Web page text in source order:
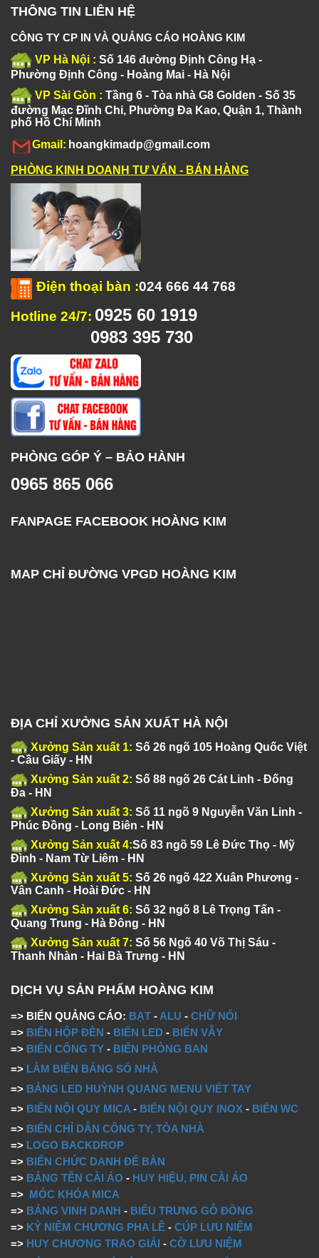
THÔNG TIN LIÊN HỆ
CÔNG TY CP IN VÀ QUẢNG CÁO HOÀNG KIM
VP Hà Nội : Số 146 đường Định Công Hạ -
Phường Định Công - Hoàng Mai - Hà Nội
VP Sài Gòn : Tầng 6 - Tòa nhà G8 Golden - Số 35
đường Mạc Đĩnh Chi, Phường Đa Kao, Quận 1, Thành
phố Hồ Chí Minh
Gmail: hoangkimadp@gmail.com
PHÒNG KINH DOANH TƯ VẤN - BÁN HÀNG
Điện thoại bàn :024 666 44 768
Hotline 24/7: 0925 60 1919
0983 395 730
PHÒNG GÓP Ý – BẢO HÀNH
0965 865 066
FANPAGE FACEBOOK HOÀNG KIM
MAP CHỈ ĐƯỜNG VPGD HOÀNG KIM
ĐỊA CHỈ XƯỞNG SẢN XUẤT HÀ NỘI
Xưởng Sản xuất 1: Số 26 ngõ 105 Hoàng Quốc Việt
- Cầu Giấy - HN
Xưởng Sản xuất 2: Số 88 ngõ 26 Cát Linh - Đống
Đa - HN
Xưởng Sản xuất 3: Số 11 ngõ 9 Nguyễn Văn Linh -
Phúc Đồng - Long Biên - HN
Xưởng Sản xuất 4:Số 83 ngõ 59 Lê Đức Thọ - Mỹ
Đình - Nam Từ Liêm - HN
Xưởng Sản xuất 5: Số 26 ngõ 422 Xuân Phương -
Vân Canh - Hoài Đức - HN
Xưởng Sản xuất 6: Số 32 ngõ 8 Lê Trọng Tấn -
Quang Trung - Hà Đông - HN
Xưởng Sản xuất 7: Số 56 Ngõ 40 Võ Thị Sáu -
Thanh Nhàn - Hai Bà Trưng - HN
DỊCH VỤ SẢN PHẨM HOÀNG KIM
=> BIỂN QUẢNG CÁO: BẠT - ALU - CHỮ NỔI
=> BIỂN HỘP ĐÈN - BIỂN LED - BIỂN VẪY
=> BIỂN CÔNG TY - BIỂN PHÒNG BAN
=> LÀM BIỂN BẢNG SỐ NHÀ
=> BẢNG LED HUỲNH QUANG MENU VIẾT TAY
=> BIỂN NỘI QUY MICA - BIỂN NỘI QUY INOX - BIỂN WC
=> BIỂN CHỈ DẪN CÔNG TY, TÒA NHÀ
=> LOGO BACKDROP
=> BIỂN CHỨC DANH ĐỂ BÀN
=> BẢNG TÊN CÀI ÁO - HUY HIỆU, PIN CÀI ÁO
=> MÓC KHÓA MICA
=> BẢNG VINH DANH - BIỂU TRƯNG GỖ ĐỒNG
=> KỶ NIỆM CHƯƠNG PHA LÊ - CÚP LƯU NIỆM
=> HUY CHƯƠNG TRAO GIẢI - CỜ LƯU NIỆM